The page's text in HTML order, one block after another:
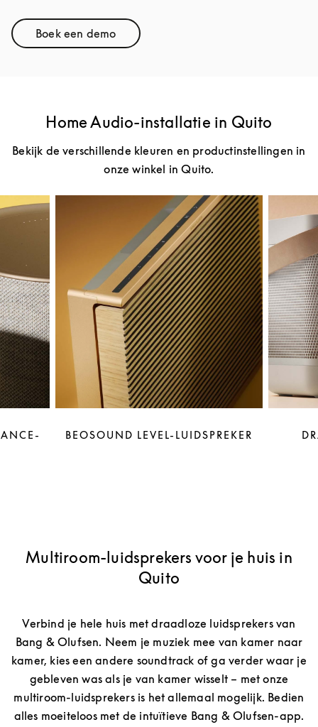
Boek een demoLink Opens in New Tab
Home Audio-installatie in Quito
Bekijk de verschillende kleuren en productinstellingen in
onze winkel in Quito.
BEOSOUND LEVEL-LUIDSPREKER
Multiroom-luidsprekers voor je huis in
Quito
Verbind je hele huis met draadloze luidsprekers van
Bang & Olufsen. Neem je muziek mee van kamer naar
kamer, kies een andere soundtrack of ga verder waar je
gebleven was als je van kamer wisselt – met onze
multiroom-luidsprekers is het allemaal mogelijk. Bedien
alles moeiteloos met de intuïtieve Bang & Olufsen-app.